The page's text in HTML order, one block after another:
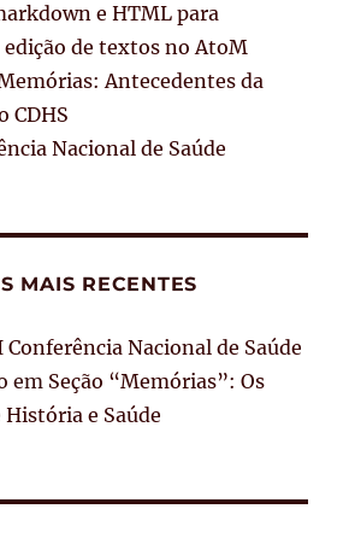
e HTML para
de textos no AtoM
Antecedentes da
CDHS
Nacional de Saúde
MAIS RECENTES
Conferência Nacional de Saúde
em Seção “Memórias”: Os
e Saúde